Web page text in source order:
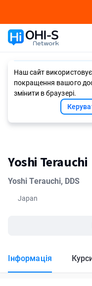
Наш сайт використовує
покращення вашого
змінити в браузері.
Yoshi Terauchi
Yoshi Terauchi, DDS
Japan
Інформація